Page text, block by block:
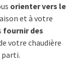
orienter vers le
et à votre
fournir des
votre chaudière
parti.